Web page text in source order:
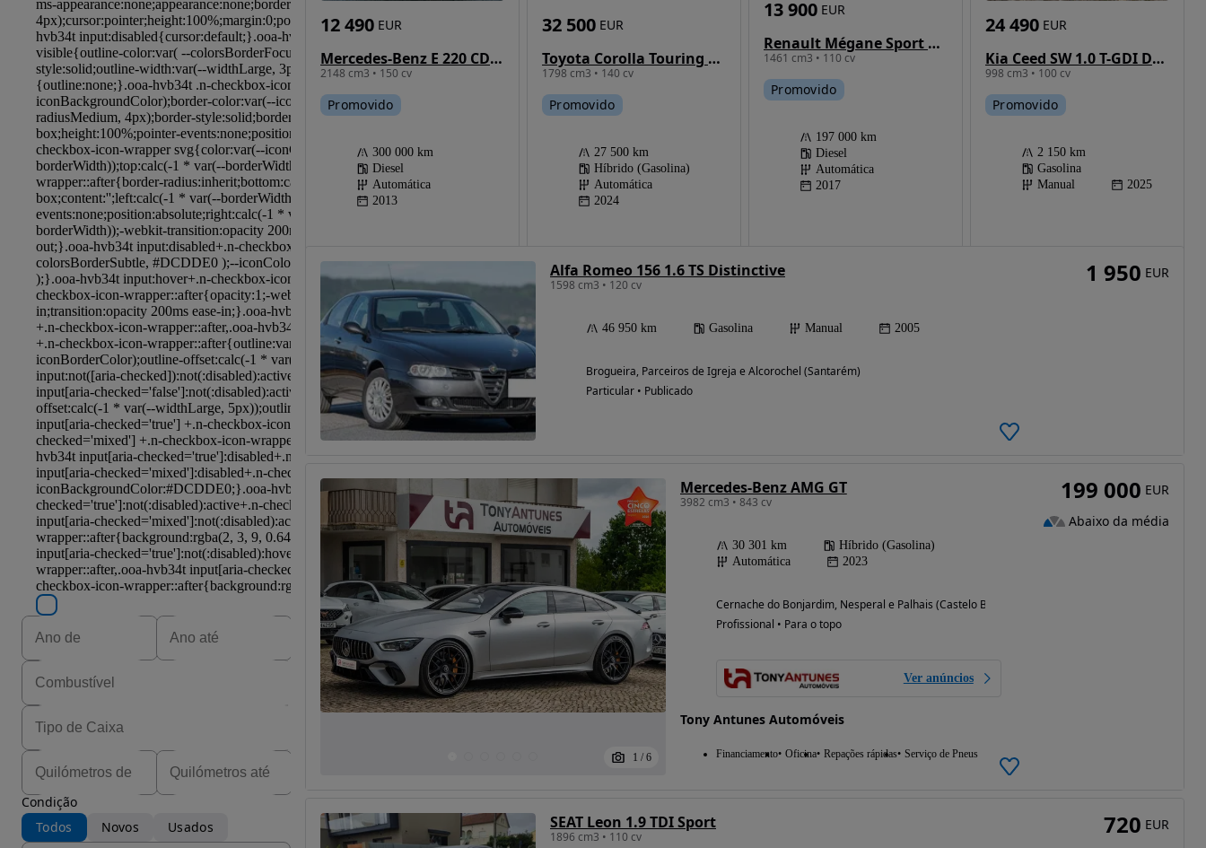
Possibilidade de
financiamento
Condição
Todos
Novos Usados
Mercedes-Benz E 220 CDI Auto Elegance
2148 cm3 • 150 cv
12 490 EUR
Promovido
300 000 km
Diesel
Automática
2013
Toyota Corolla Touring Sports 1.8 Hybrid Comfort Plus
1798 cm3 • 140 cv
32 500 EUR
Promovido
27 500 km
Híbrido (Gasolina)
Automática
2024
Renault Mégane Sport Tourer 1.5 dCi Dynamique S EDC
1461 cm3 • 110 cv
13 900 EUR
Promovido
197 000 km
Diesel
Automática
2017
Kia Ceed SW 1.0 T-GDI Drive
998 cm3 • 100 cv
24 490 EUR
Promovido
2 150 km
Gasolina
Manual
2025
Alfa Romeo 156 1.6 TS Distinctive
1598 cm3 • 120 cv
46 950 km Gasolina Manual 2005
Brogueira, Parceiros de Igreja e Alcorochel (Santarém)
Particular • Publicado
1 950 EUR
1 / 6
Mercedes-Benz AMG GT
3982 cm3 • 843 cv
30 301 km
Híbrido (Gasolina)
Automática
2023
Cernache do Bonjardim, Nesperal e Palhais (Castelo Branco)
Profissional • Para o topo
Ver anúncios
Tony Antunes Automóveis
Financiamento Oficina Repações rápidas Serviço de Pneus
199 000 EUR
Abaixo da média
SEAT Leon 1.9 TDI Sport
1896 cm3 • 110 cv 720 EUR